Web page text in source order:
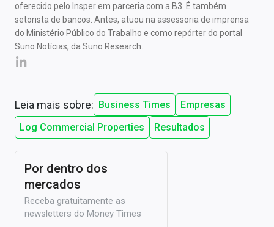
oferecido pelo Insper em parceria com a B3. É também
setorista de bancos. Antes, atuou na assessoria de imprensa
do Ministério Público do Trabalho e como repórter do portal
Suno Notícias, da Suno Research.
Leia mais sobre: Business Times
Empresas
Log Commercial Properties
Resultados
Por dentro dos
mercados
Receba gratuitamente as
newsletters do Money Times